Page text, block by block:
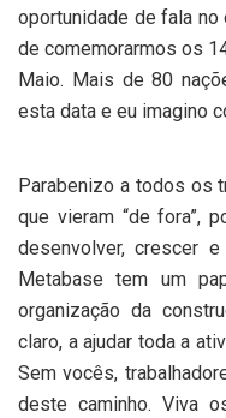
oportunidade de fala no
de comemorarmos os
Maio. Mais de 80
esta data e eu imagino
Parabenizo a todos os
que vieram “de fora”,
desenvolver, crescer
Metabase tem um
organização da
claro, a ajudar toda a
Sem vocês,
deste caminho. Viva